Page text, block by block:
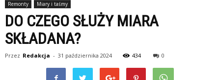
Remonty Miary i taśmy
DO CZEGO SŁUŻY MIARA
SKŁADANA?
Przez Redakcja - 31 października 2024 434 0